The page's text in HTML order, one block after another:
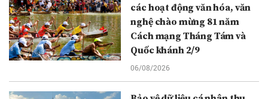
các hoạt động văn hóa, văn
nghệ chào mừng 81 năm
Cách mạng Tháng Tám và
Quốc khánh 2/9
06/08/2026